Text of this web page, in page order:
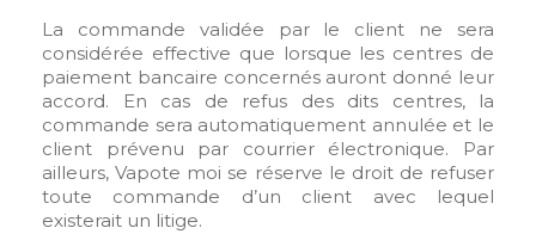
La commande validée par le client ne sera
considérée effective que lorsque les centres de
paiement bancaire concernés auront donné leur
accord. En cas de refus des dits centres, la
commande sera automatiquement annulée et le
client prévenu par courrier électronique. Par
ailleurs, Vapote moi se réserve le droit de refuser
toute commande d’un client avec lequel
existerait un litige.